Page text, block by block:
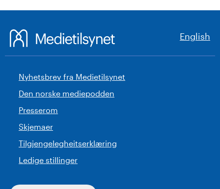
English
Nyhetsbrev fra Medietilsynet
Den norske mediepodden
Presserom
Skjemaer
Tilgjengelegheitserklæring
Ledige stillinger